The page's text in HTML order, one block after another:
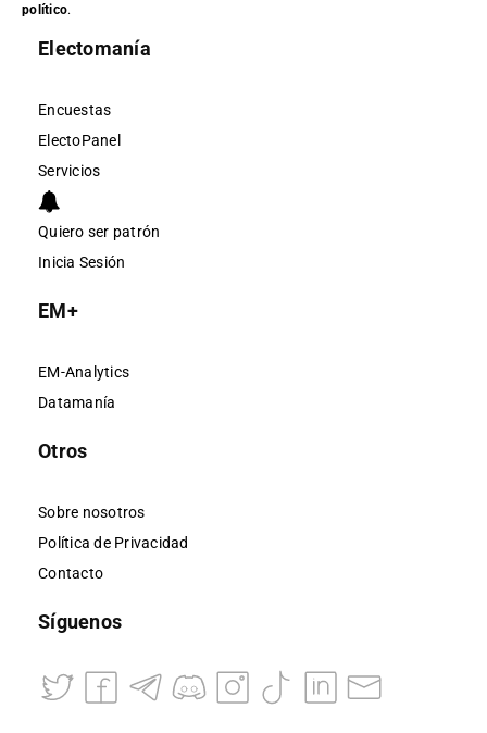
político.
Electomanía
Encuestas
ElectoPanel
Servicios
Quiero ser patrón
Inicia Sesión
EM+
EM-Analytics
Datamanía
Otros
Sobre nosotros
Política de Privacidad
Contacto
Síguenos